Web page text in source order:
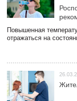
Повышенная
отражаться на